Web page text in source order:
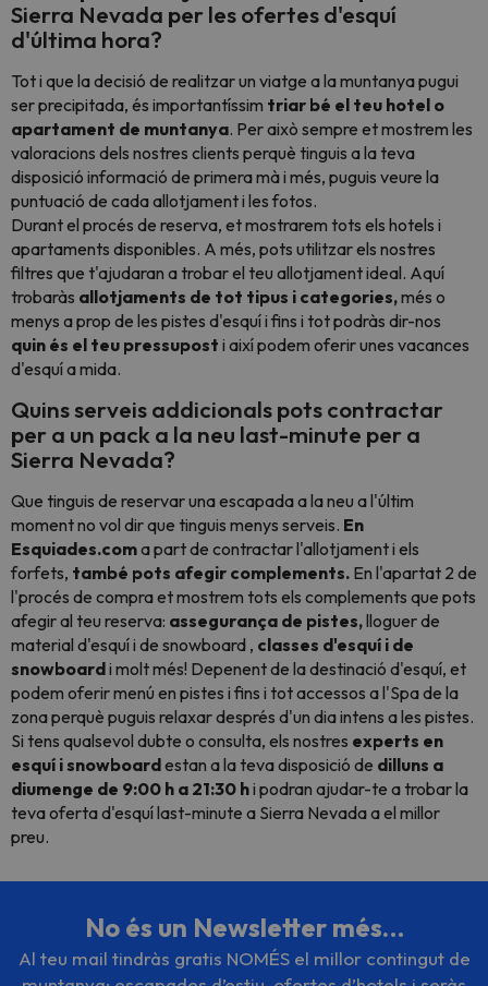
Sierra Nevada per les ofertes d'esquí
d'última hora?
Tot i que la decisió de realitzar un viatge a la muntanya pugui
ser precipitada, és importantíssim triar bé el teu hotel o
apartament de muntanya. Per això sempre et mostrem les
valoracions dels nostres clients perquè tinguis a la teva
disposició informació de primera mà i més, puguis veure la
puntuació de cada allotjament i les fotos.
Durant el procés de reserva, et mostrarem tots els hotels i
apartaments disponibles. A més, pots utilitzar els nostres
filtres que t'ajudaran a trobar el teu allotjament ideal. Aquí
trobaràs allotjaments de tot tipus i categories,més o
menys a prop de les pistes d'esquí i fins i tot podràs dir-nos
quin és el teu pressupost i així podem oferir unes vacances
d'esquí a mida.
Quins serveis addicionals pots contractar
per a un pack a la neu last-minute per a
Sierra Nevada?
Que tinguis de reservar una escapada a la neu a l'últim
moment no vol dir que tinguis menys serveis. En
Esquiades.coma part de contractar l'allotjament i els
forfets, també pots afegir complements. En l'apartat 2 de
l'procés de compra et mostrem tots els complements que pots
afegir al teu reserva: assegurança de pistes,lloguer de
material d'esquí i de snowboard , classes d'esquí i de
snowboardi molt més! Depenent de la destinació d'esquí, et
podem oferir menú en pistes i fins i tot accessos a l'Spa de la
zona perquè puguis relaxar després d'un dia intens a les pistes.
Si tens qualsevol dubte o consulta, els nostres experts en
esquí i snowboardestan a la teva disposició de dilluns a
diumenge de 9:00 h a 21:30 hi podran ajudar-te a trobar la
teva oferta d'esquí last-minute a Sierra Nevada a el millor
preu.
No és un Newsletter més…
Al teu mail tindràs gratis NOMÉS el millor contingut de